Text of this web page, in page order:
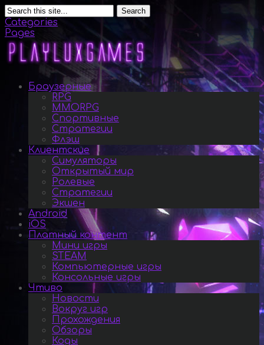
Search
Categories
Pages
Браузерные
RPG
MMORPG
Спортивные
Стратегии
Флэш
Клиентские
Симуляторы
Открытый мир
Ролевые
Стратегии
Экшен
Android
iOS
Платный контент
Мини игры
STEAM
Компьютерные игры
Консольные игры
Чтиво
Новости
Вокруг игр
Прохождения
Обзоры
Коды